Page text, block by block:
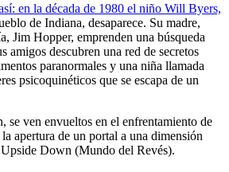
en la década de 1980 el niño Will Byers,
de Indiana, desaparece. Su madre,
Jim Hopper, emprenden una búsqueda
amigos descubren una red de secretos
paranormales y una niña llamada
psicoquinéticos que se escapa de un
se ven envueltos en el enfrentamiento de
apertura de un portal a una dimensión
Down (Mundo del Revés).